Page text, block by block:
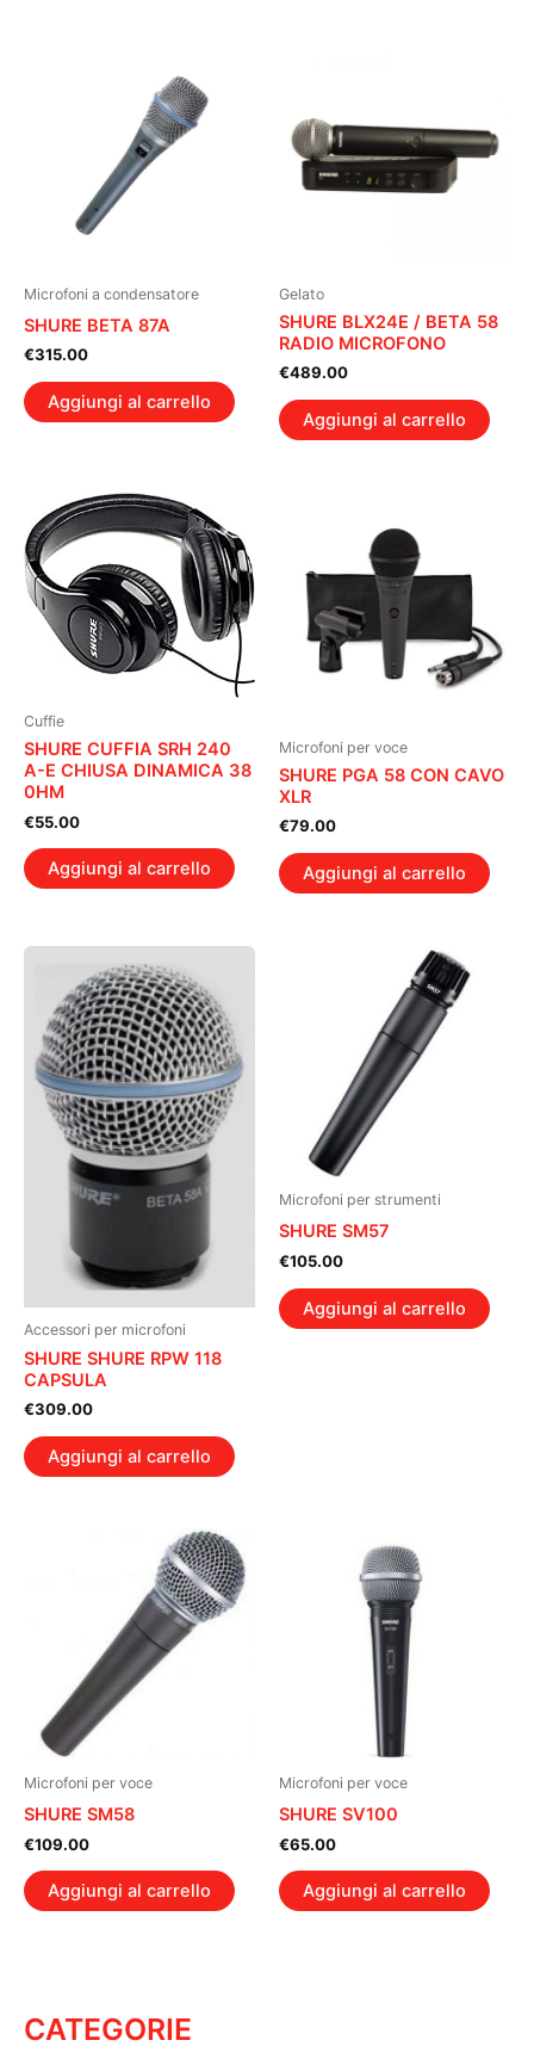
Microfoni a condensatore
SHURE BETA 87A
€315.00
Aggiungi al carrello
Gelato
SHURE BLX24E / BETA 58
RADIO MICROFONO
€489.00
Aggiungi al carrello
Cuffie
SHURE CUFFIA SRH 240
A-E CHIUSA DINAMICA 38
0HM
€55.00
Aggiungi al carrello
Microfoni per voce
SHURE PGA 58 CON CAVO
XLR
€79.00
Aggiungi al carrello
Accessori per microfoni
SHURE SHURE RPW 118
CAPSULA
€309.00
Aggiungi al carrello
Microfoni per strumenti
SHURE SM57
€105.00
Aggiungi al carrello
Microfoni per voce
SHURE SM58
€109.00
Aggiungi al carrello
Microfoni per voce
SHURE SV100
€65.00
Aggiungi al carrello
CATEGORIE